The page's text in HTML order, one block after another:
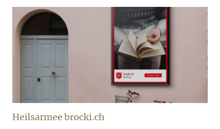
Heilsarmee brocki.ch